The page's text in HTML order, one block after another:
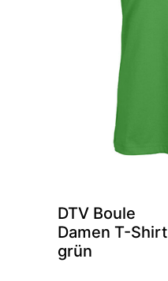
DTV Boule
Damen T-Shirt
grün